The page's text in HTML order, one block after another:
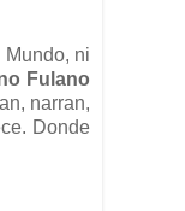
ni
Fulano
narran,
Donde